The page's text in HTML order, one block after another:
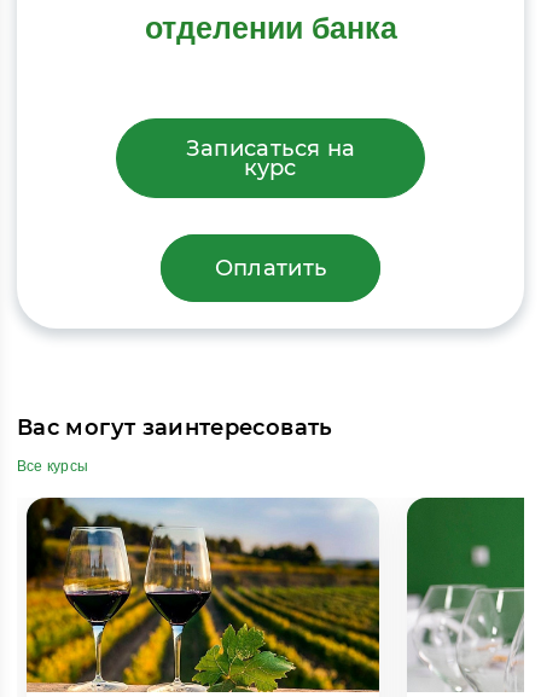
отделении банка
Записаться на
курс
Оплатить
Вас могут заинтересовать
Все курсы